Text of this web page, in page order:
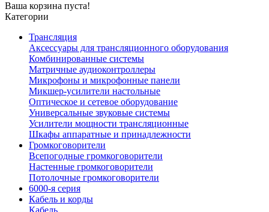
Ваша корзина пуста!
Категории
Трансляция
Аксессуары для трансляционного оборудования
Комбинированные системы
Матричные аудиоконтроллеры
Микрофоны и микрофонные панели
Микшер-усилители настольные
Оптическое и сетевое оборудование
Универсальные звуковые системы
Усилители мощности трансляционные
Шкафы аппаратные и принадлежности
Громкоговорители
Всепогодные громкоговорители
Настенные громкоговорители
Потолочные громкоговорители
6000-я серия
Кабель и корды
Кабель